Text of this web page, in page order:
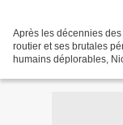
Après les décennies
routier et ses brutales
humains déplorables,